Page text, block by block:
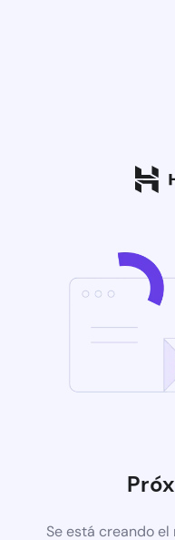
Se está creando